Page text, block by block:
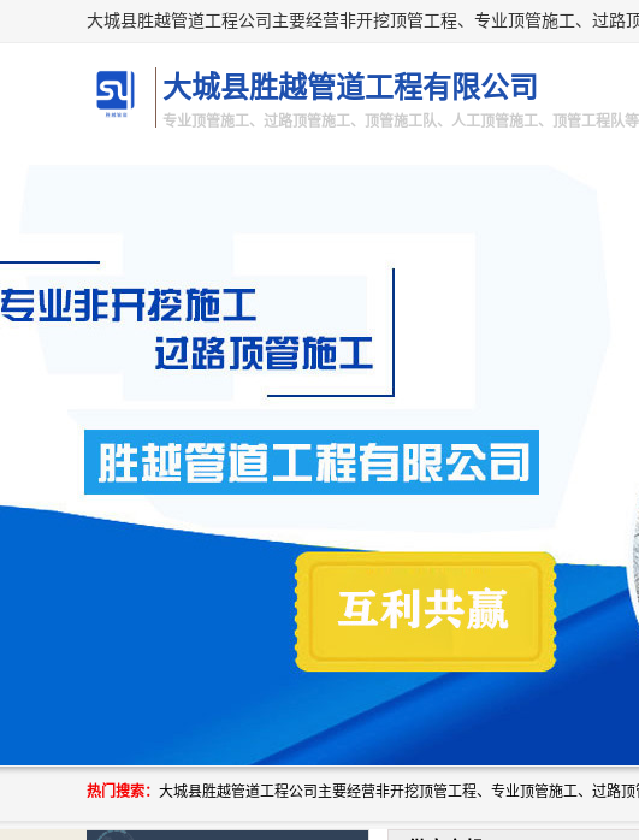
大城县胜越管道工程有限公司
专业顶管施工、过路顶管施工、顶管施工队、人工顶管施工、顶管工程队等
热门搜索：